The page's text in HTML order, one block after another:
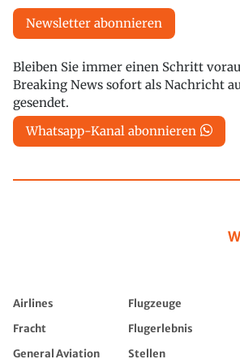
Newsletter abonnieren
Bleiben Sie immer einen Schritt
Breaking News sofort als Nachricht
gesendet.
Whatsapp-Kanal abonnieren
Airlines Flugzeuge
Fracht
Flugerlebnis
General Aviation
Stellen